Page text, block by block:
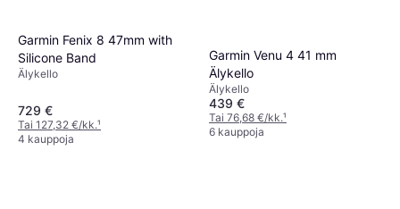
Garmin Fenix 8 47mm with
Silicone Band
Älykello
729 €
Tai 127,32 €/kk.¹
4 kauppoja
Garmin Venu 4 41 mm
Älykello
Älykello
439 €
Tai 76,68 €/kk.¹
6 kauppoja